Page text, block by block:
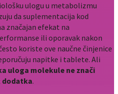
ulogu u metabolizmu
da suplementacija kod
značajan efekat na
ili oporavak nakon
koriste ove naučne činjenice
napitke i tablete. Ali
uloga molekule ne znači
.